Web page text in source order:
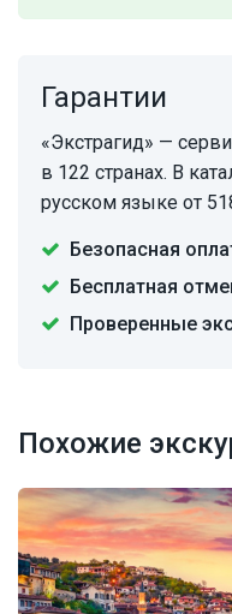
Гарантии
«Экстрагид» —
в 122 странах. В
русском языке от
Безопасная
Бесплатная
Проверенные
Похожие